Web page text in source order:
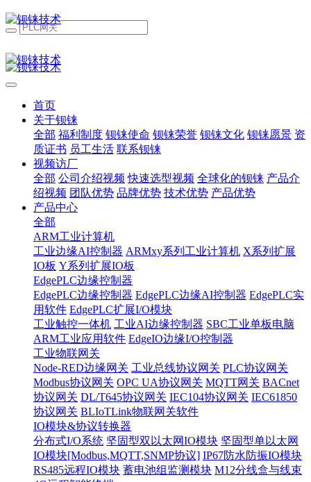
首页
关于钡铼
全部 福利制度 钡铼使命 钡铼荣誉 钡铼文化 钡铼愿景 资
质证书 员工生活 联系钡铼
视频访厂
全部 公司介绍视频 快速选型视频 全球化的钡铼 产品介
绍视频 团队优势 品牌优势 技术优势 产品优势
产品中心
全部
ARM工业计算机
工业边缘AI控制器 ARMxy系列工业计算机 X系列扩展
IO板 Y系列扩展IO板
EdgePLC边缘控制器
EdgePLC边缘控制器 EdgePLC边缘AI控制器 EdgePLC实
用软件 EdgePLC扩展I/O模块
工业触控一体机 工业AI边缘控制器 SBC工业单板电脑
ARM工业应用软件 EdgeIO边缘I/O控制器
工业物联网关
Node-RED边缘网关 工业总线协议网关 PLC协议网关
Modbus协议网关 OPC UA协议网关 MQTT网关 BACnet
协议网关 DL/T645协议网关 IEC104协议网关 IEC61850
协议网关 BLIoTLink物联网关软件
IO模块&协议转换器
分布式I/O系统 坚固型双以太网IO模块 坚固型单以太网
IO模块[Modbus,MQTT,SNMP协议] IP67防水防振IO模块
RS485远程IO模块 蓄电池组监测模块 M12分线盒与线束